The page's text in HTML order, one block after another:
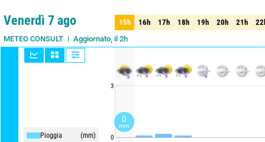
1 giorno 3 giorni 15 giorni Affidabilità 90%
Venerdì 7 ago
METEO CONSULT Aggiornato, il 2h
Pioggia (mm)
3
0
15h 16h 17h 18h 19h 20h 21h
15h 16h 17h 18h 19h 20h 21h
0
mm